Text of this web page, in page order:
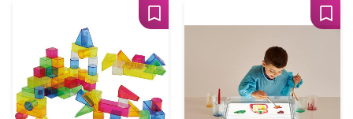
Lägg till i favoriter